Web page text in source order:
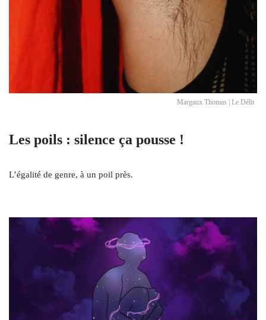
Margaux Thomas | Le Délit
Les poils : silence ça pousse !
L’égalité de genre, à un poil près.